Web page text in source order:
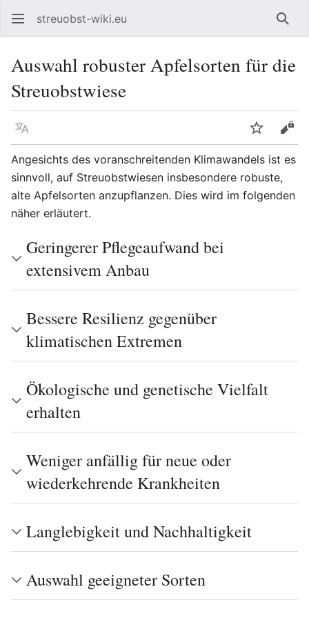
streuobst-wiki.eu
Auswahl robuster Apfelsorten für die
Streuobstwiese
Sprache
Angesichts des voranschreitenden Klimawandels ist es
sinnvoll, auf Streuobstwiesen insbesondere robuste,
alte Apfelsorten anzupflanzen. Dies wird im folgenden
näher erläutert.
Geringerer Pflegeaufwand bei
extensivem Anbau
Bessere Resilienz gegenüber
klimatischen Extremen
Ökologische und genetische Vielfalt
erhalten
Weniger anfällig für neue oder
wiederkehrende Krankheiten
Langlebigkeit und Nachhaltigkeit
Auswahl geeigneter Sorten